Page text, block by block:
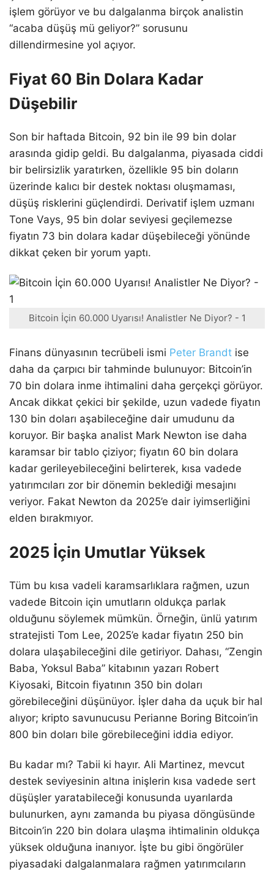
işlem görüyor ve bu dalgalanma birçok analistin
“acaba düşüş mü geliyor?” sorusunu
dillendirmesine yol açıyor.
Fiyat 60 Bin Dolara Kadar
Düşebilir
Son bir haftada Bitcoin, 92 bin ile 99 bin dolar
arasında gidip geldi. Bu dalgalanma, piyasada ciddi
bir belirsizlik yaratırken, özellikle 95 bin doların
üzerinde kalıcı bir destek noktası oluşmaması,
düşüş risklerini güçlendirdi. Derivatif işlem uzmanı
Tone Vays, 95 bin dolar seviyesi geçilemezse
fiyatın 73 bin dolara kadar düşebileceği yönünde
dikkat çeken bir yorum yaptı.
Bitcoin İçin 60.000 Uyarısı! Analistler Ne Diyor? - 1
Finans dünyasının tecrübeli ismi Peter Brandt ise
daha da çarpıcı bir tahminde bulunuyor: Bitcoin’in
70 bin dolara inme ihtimalini daha gerçekçi görüyor.
Ancak dikkat çekici bir şekilde, uzun vadede fiyatın
130 bin doları aşabileceğine dair umudunu da
koruyor. Bir başka analist Mark Newton ise daha
karamsar bir tablo çiziyor; fiyatın 60 bin dolara
kadar gerileyebileceğini belirterek, kısa vadede
yatırımcıları zor bir dönemin beklediği mesajını
veriyor. Fakat Newton da 2025’e dair iyimserliğini
elden bırakmıyor.
2025 İçin Umutlar Yüksek
Tüm bu kısa vadeli karamsarlıklara rağmen, uzun
vadede Bitcoin için umutların oldukça parlak
olduğunu söylemek mümkün. Örneğin, ünlü yatırım
stratejisti Tom Lee, 2025’e kadar fiyatın 250 bin
dolara ulaşabileceğini dile getiriyor. Dahası, “Zengin
Baba, Yoksul Baba” kitabının yazarı Robert
Kiyosaki, Bitcoin fiyatının 350 bin doları
görebileceğini düşünüyor. İşler daha da uçuk bir hal
alıyor; kripto savunucusu Perianne Boring Bitcoin’in
800 bin doları bile görebileceğini iddia ediyor.
Bu kadar mı? Tabii ki hayır. Ali Martinez, mevcut
destek seviyesinin altına inişlerin kısa vadede sert
düşüşler yaratabileceği konusunda uyarılarda
bulunurken, aynı zamanda bu piyasa döngüsünde
Bitcoin’in 220 bin dolara ulaşma ihtimalinin oldukça
yüksek olduğuna inanıyor. İşte bu gibi öngörüler
piyasadaki dalgalanmalara rağmen yatırımcıların